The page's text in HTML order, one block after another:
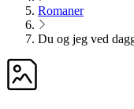
Romaner
Du og jeg ved